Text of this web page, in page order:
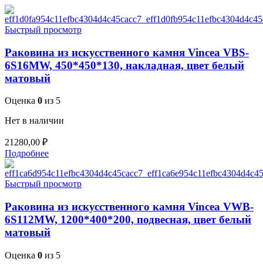
Быстрый просмотр
Раковина из искусственного камня Vincea VBS-
6S16MW, 450*450*130, накладная, цвет белый
матовый
Оценка 0 из 5
Нет в наличии
21280,00 ₽
Подробнее
Быстрый просмотр
Раковина из искусственного камня Vincea VWB-
6S112MW, 1200*400*200, подвесная, цвет белый
матовый
Оценка 0 из 5